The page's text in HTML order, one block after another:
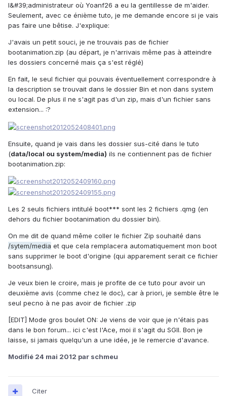
l&#39;administrateur où Yoanf26 a eu la gentillesse de m'aider.
Seulement, avec ce énième tuto, je me demande encore si je vais
pas faire une bêtise. J'explique:
J'avais un petit souci, je ne trouvais pas de fichier
bootanimation.zip (au départ, je n'arrivais même pas à atteindre
les dossiers concerné mais ça s'est réglé)
En fait, le seul fichier qui pouvais éventuellement correspondre à
la description se trouvait dans le dossier Bin et non dans system
ou local. De plus il ne s'agit pas d'un zip, mais d'un fichier sans
extension... :?
Ensuite, quand je vais dans les dossier sus-cité dans le tuto
(data/local ou system/media) ils ne contiennent pas de fichier
bootanimation.zip:
Les 2 seuls fichiers intitulé boot*** sont les 2 fichiers .qmg (en
dehors du fichier bootanimation du dossier bin).
On me dit de quand même coller le fichier Zip souhaité dans
/sytem/media et que cela remplacera automatiquement mon boot
sans supprimer le boot d'origine (qui apparement serait ce fichier
bootsansung).
Je veux bien le croire, mais je profite de ce tuto pour avoir un
deuxième avis (comme chez le doc), car à priori, je semble être le
seul pecno à ne pas avoir de fichier .zip
[EDIT] Mode gros boulet ON: Je viens de voir que je n'étais pas
dans le bon forum... ici c'est l'Ace, moi il s'agit du SGII. Bon je
laisse, si jamais quelqu'un a une idée, je le remercie d'avance.
Modifié 24 mai 2012 par schmeu
Citer